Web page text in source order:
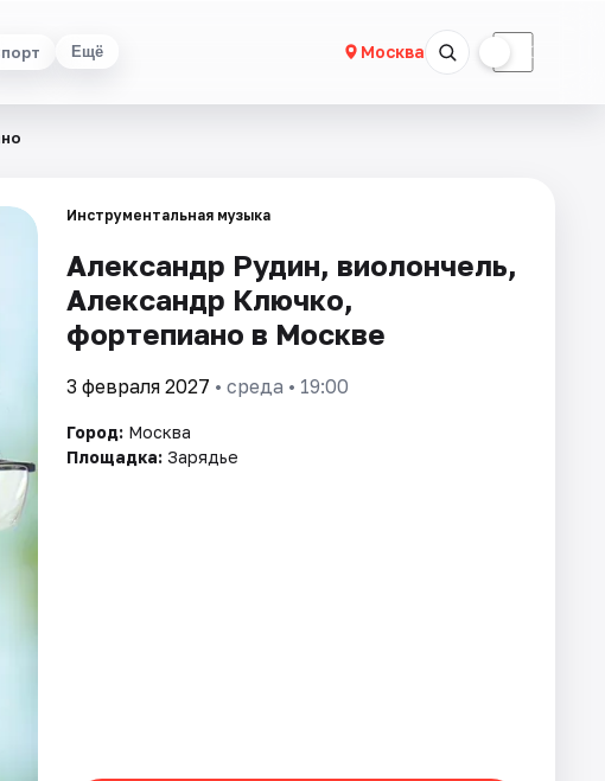
Ещё Москва ☾
Инструментальная музыка
Александр Рудин, виолончель,
Александр Ключко,
фортепиано в Москве
3 февраля 2027 • среда • 19:00
Город: Москва
Площадка: Зарядье